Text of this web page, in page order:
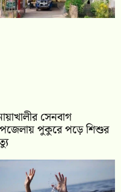
সেনবাগ
পুকুরে পড়ে শিশুর